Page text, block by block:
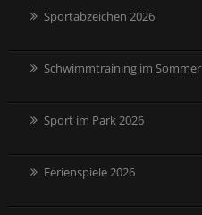
Sportabzeichen 2026
Schwimmtraining im Sommer
Sport im Park 2026
Ferienspiele 2026